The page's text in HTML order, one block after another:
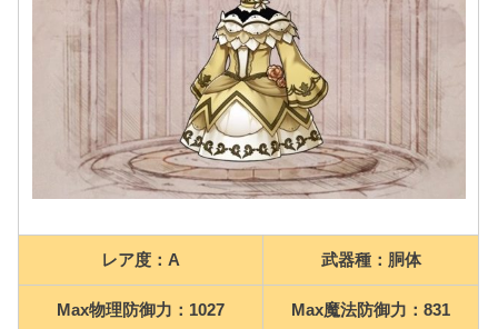
レア度：A 武器種：胴体
Max物理防御力：1027 Max魔法防御力：831